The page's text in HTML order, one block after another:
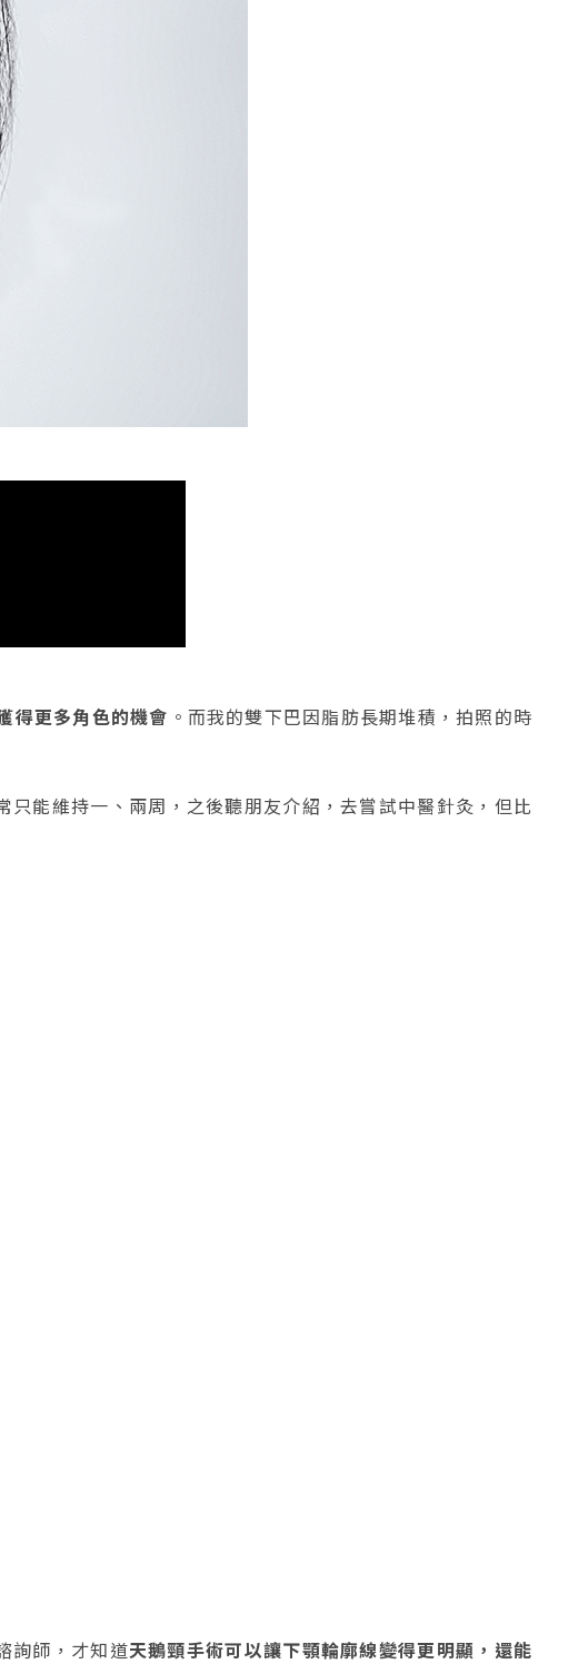
得更多角色的機會 。而我的雙下巴因脂肪長期堆積，拍照的時
只能維持一、兩周，之後聽朋友介紹，去嘗試中醫針灸，但比
詢師，才知道天鵝頸手術可以讓下顎輪廓線變得更明顯，還能